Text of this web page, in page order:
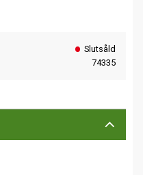
Slutsåld
74335